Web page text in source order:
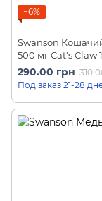
−6%
Swanson
500 мг Cat's Claw
50 дней
290.00 грн
Под заказ 21-28